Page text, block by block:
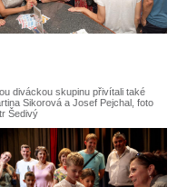
diváckou skupinu přivítali také
Sikorová a Josef Pejchal, foto
Šedivý